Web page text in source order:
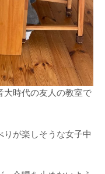
大時代の友人の教室で
が楽しそうな女子中